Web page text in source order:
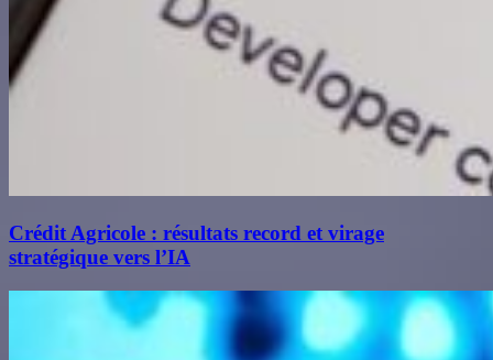
Crédit Agricole : résultats record et virage
stratégique vers l’IA